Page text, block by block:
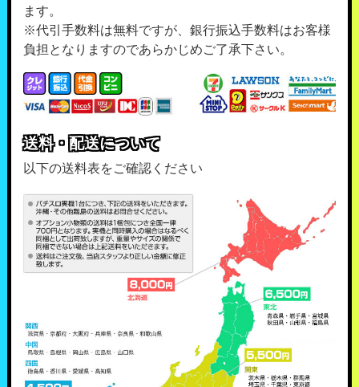
ます。
※代引手数料は無料ですが、銀行振込手数料はお客様
負担となりますのであらかじめご了承下さい。
送料・配送について
以下の送料表をご確認ください